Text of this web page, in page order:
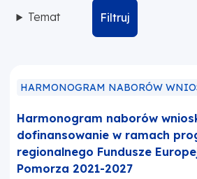
Temat Filtruj
HARMONOGRAM NABORÓW
Harmonogram naborów
dofinansowanie w ramach
regionalnego Fundusze
Pomorza 2021-2027